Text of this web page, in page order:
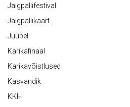
Jalgpallifestival
Jalgpallikaart
Juubel
Karikafinaal
Karikavõistlused
Kasvandik
KKH